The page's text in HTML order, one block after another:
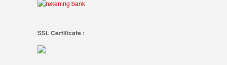
SSL Certificate :